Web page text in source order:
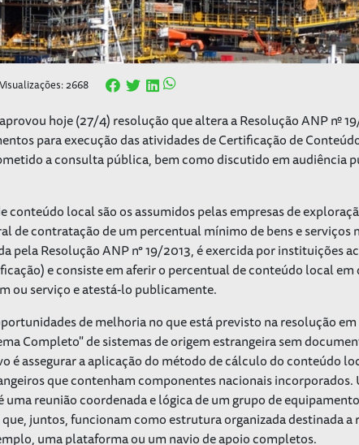
Visualizações: 2668
hoje (27/4) resolução que altera a Resolução ANP nº
para execução das atividades de Certificação de
a consulta pública, bem como discutido em audiência
conteúdo local são os assumidos pelas empresas de
de contratação de um percentual mínimo de bens e serviços
pela Resolução ANP n° 19/2013, é exercida por instituições
e consiste em aferir o percentual de conteúdo local
ou serviço e atestá-lo publicamente.
de melhoria no que está previsto na resolução
Completo" de sistemas de origem estrangeira sem
é assegurar a aplicação do método de cálculo do conteúdo
que contenham componentes nacionais
reunião coordenada e lógica de um grupo de
juntos, funcionam como estrutura organizada destinada a
uma plataforma ou um navio de apoio completos.